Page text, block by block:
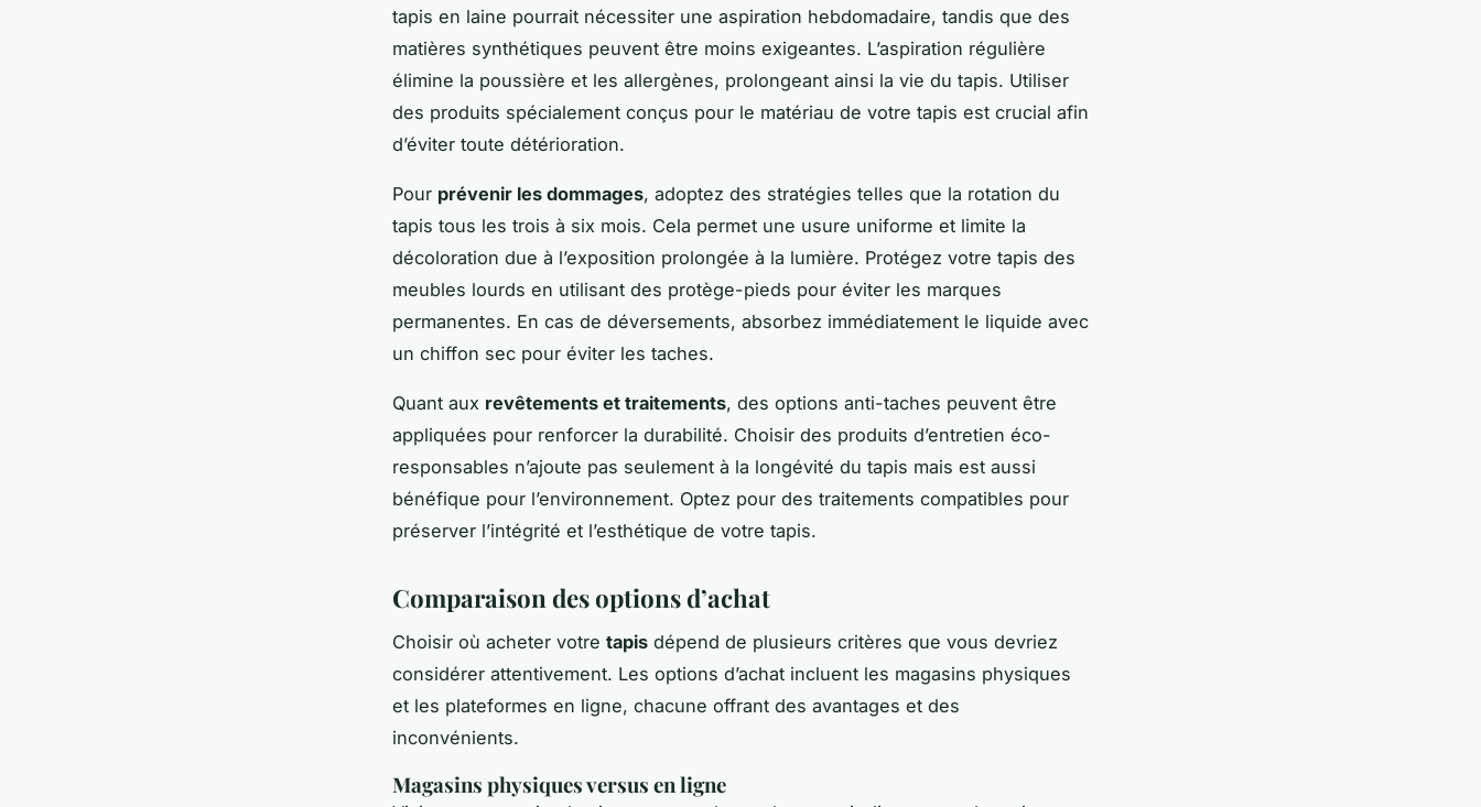
tapis en laine pourrait nécessiter une aspiration hebdomadaire, tandis que des
matières synthétiques peuvent être moins exigeantes. L’aspiration régulière
élimine la poussière et les allergènes, prolongeant ainsi la vie du tapis. Utiliser
des produits spécialement conçus pour le matériau de votre tapis est crucial afin
d’éviter toute détérioration.
Pour prévenir les dommages, adoptez des stratégies telles que la rotation du
tapis tous les trois à six mois. Cela permet une usure uniforme et limite la
décoloration due à l’exposition prolongée à la lumière. Protégez votre tapis des
meubles lourds en utilisant des protège-pieds pour éviter les marques
permanentes. En cas de déversements, absorbez immédiatement le liquide avec
un chiffon sec pour éviter les taches.
Quant aux revêtements et traitements, des options anti-taches peuvent être
appliquées pour renforcer la durabilité. Choisir des produits d’entretien éco-
responsables n’ajoute pas seulement à la longévité du tapis mais est aussi
bénéfique pour l’environnement. Optez pour des traitements compatibles pour
préserver l’intégrité et l’esthétique de votre tapis.
Comparaison des options d’achat
Choisir où acheter votre tapis dépend de plusieurs critères que vous devriez
considérer attentivement. Les options d’achat incluent les magasins physiques
et les plateformes en ligne, chacune offrant des avantages et des
inconvénients.
Magasins physiques versus en ligne